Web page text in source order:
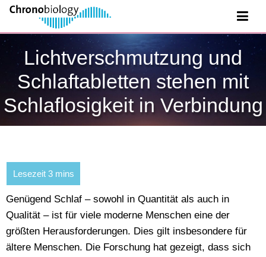
Lichtverschmutzung und
Schlaftabletten stehen mit
Schlaflosigkeit in Verbindung
Genügend Schlaf – sowohl in Quantität als auch in
Qualität – ist für viele moderne Menschen eine der
größten Herausforderungen. Dies gilt insbesondere für
ältere Menschen. Die Forschung hat gezeigt, dass sich